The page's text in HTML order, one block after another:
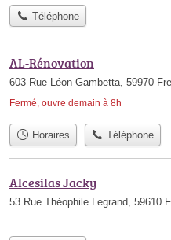
Téléphone
AL-Rénovation
603 Rue Léon Gambetta, 59970
Fermé, ouvre demain à 8h
Horaires Téléphone
Alcesilas Jacky
53 Rue Théophile Legrand, 59610